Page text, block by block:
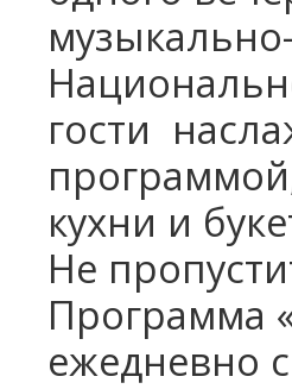
гости
кухни и
Не
Программа
ежедневно